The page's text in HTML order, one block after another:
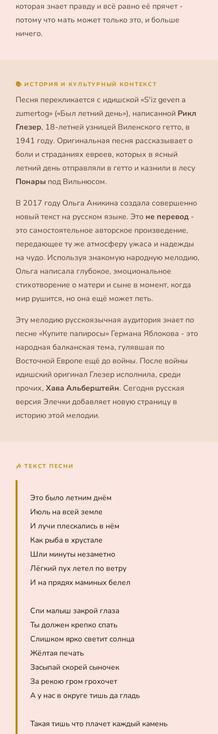
которая знает правду и всё равно её прячет -
потому что мать может только это, и больше
ничего.
📚 ИСТОРИЯ И КУЛЬТУРНЫЙ КОНТЕКСТ
Песня перекликается с идишской «S'iz geven a
zumertog» («Был летний день»), написанной Рикл
Глезер, 18-летней узницей Виленского гетто, в
1941 году. Оригинальная песня рассказывает о
боли и страданиях евреев, которых в ясный
летний день отправляли в гетто и казнили в лесу
Понары под Вильнюсом.
В 2017 году Ольга Аникина создала совершенно
новый текст на русском языке. Это не перевод -
это самостоятельное авторское произведение,
передающее ту же атмосферу ужаса и надежды
на чудо. Используя знакомую народную мелодию,
Ольга написала глубокое, эмоциональное
стихотворение о матери и сыне в момент, когда
мир рушится, но она ещё может петь.
Эту мелодию русскоязычная аудитория знает по
песне «Купите папиросы» Германа Яблокова - это
народная балканская тема, гулявшая по
Восточной Европе ещё до войны. После войны
идишский оригинал Глезер исполнила, среди
прочих, Хава Альберштейн. Сегодня русская
версия Элечки добавляет новую страницу в
историю этой мелодии.
🎶 ТЕКСТ ПЕСНИ
Это было летним днём
Июль на всей земле
И лучи плескались в нём
Как рыба в хрустале
Шли минуты незаметно
Лёгкий пух летел по ветру
И на прядях маминых белел
Спи малыш закрой глаза
Ты должен крепко спать
Слишком ярко светит солнца
Жёлтая печать
Засыпай скорей сыночек
За рекою гром грохочет
А у нас в округе тишь да гладь
Такая тишь что плачет каждый камень